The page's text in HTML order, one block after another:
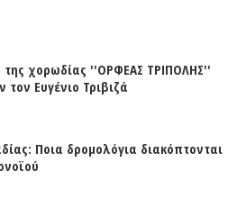
της χορωδίας ''ΟΡΦΕΑΣ ΤΡΙΠΟΛΗΣ''
τον Ευγένιο Τριβιζά
Ποια δρομολόγια διακόπτονται